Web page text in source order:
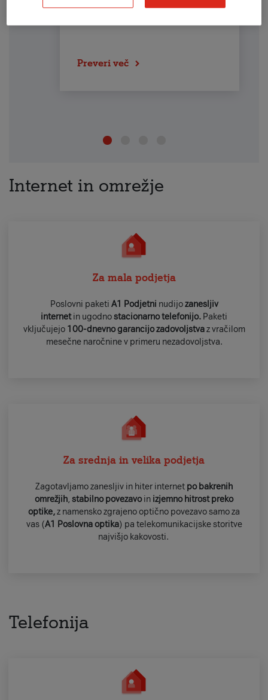
Preveri več
Internet in omrežje
Za mala podjetja
Poslovni paketi A1 Podjetni nudijozanesljiv
internetin ugodnostacionarno telefonijo. Paketi
vključujejo 100-dnevno garancijo zadovoljstvaz vračilom
mesečne naročnine v primeru nezadovoljstva.
Za srednja in velika podjetja
Zagotavljamo zanesljiv in hiter internet po bakrenih
omrežjih,stabilno povezavoin izjemno hitrostpreko
optike,z namenskozgrajeno optično povezavo samo za
vas (A1 Poslovna optika) pa telekomunikacijske storitve
najvišjo kakovosti.
Telefonija